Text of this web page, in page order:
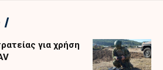
για χρήση